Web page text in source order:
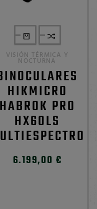
VISIÓN TÉRMICA Y
NOCTURNA
HIKMICRO
HABROK PRO
HX60LS
6.199,00 €